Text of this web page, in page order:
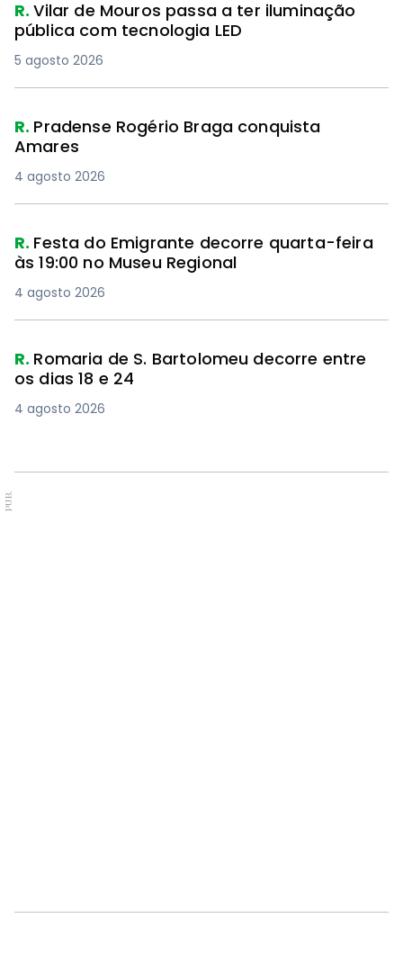
R.Vilar de Mouros passa a ter iluminação
pública com tecnologia LED
5 agosto 2026
R. Pradense Rogério Braga conquista
Amares
4 agosto 2026
R. Festa do Emigrante decorre quarta-feira
às 19:00 no Museu Regional
4 agosto 2026
R. Romaria de S. Bartolomeu decorre entre
os dias 18 e 24
4 agosto 2026
PUB.